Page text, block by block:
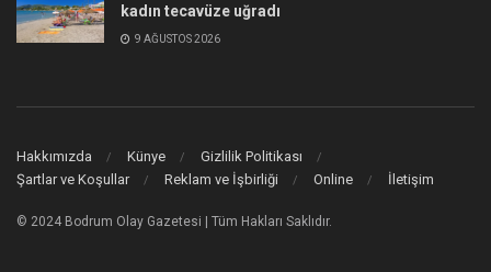
kadın tecavüze uğradı
9 AĞUSTOS 2026
Hakkımızda Künye
Gizlilik Politikası
Şartlar ve Koşullar
Reklam ve İşbirliği Online İletişim
© 2024 Bodrum Olay Gazetesi | Tüm Hakları Saklıdır.